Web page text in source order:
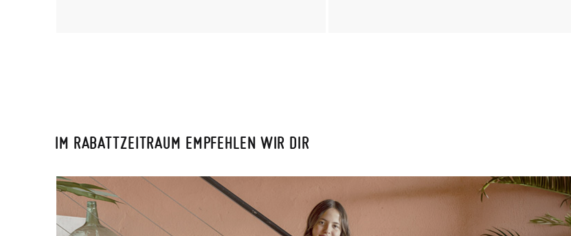
IM RABATTZEITRAUM EMPFEHLEN WIR DIR